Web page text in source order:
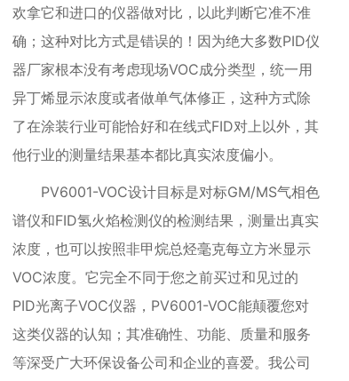
欢拿它和进口的仪器做对比，以此判断它准不准
确；这种对比方式是错误的！因为绝大多数PID仪
器厂家根本没有考虑现场VOC成分类型，统一用
异丁烯显示浓度或者做单气体修正，这种方式除
了在涂装行业可能恰好和在线式FID对上以外，其
他行业的测量结果基本都比真实浓度偏小。
PV6001-VOC设计目标是对标GM/MS气相色
谱仪和FID氢火焰检测仪的检测结果，测量出真实
浓度，也可以按照非甲烷总烃毫克每立方米显示
VOC浓度。它完全不同于您之前买过和见过的
PID光离子VOC仪器， PV6001-VOC能颠覆您对
这类仪器的认知 ；其准确性、 功能、 质量和服务
等深受广大环保设备公司和企业的喜爱。我公司